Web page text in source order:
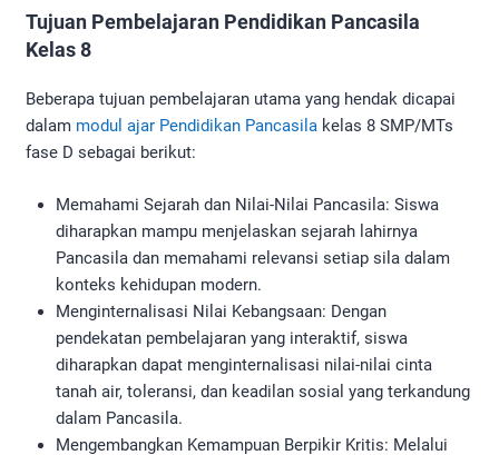
Tujuan Pembelajaran Pendidikan Pancasila
Kelas 8
Beberapa tujuan pembelajaran utama yang hendak dicapai
dalam modul ajar Pendidikan Pancasila kelas 8 SMP/MTs
fase D sebagai berikut:
Memahami Sejarah dan Nilai-Nilai Pancasila: Siswa
diharapkan mampu menjelaskan sejarah lahirnya
Pancasila dan memahami relevansi setiap sila dalam
konteks kehidupan modern.
Menginternalisasi Nilai Kebangsaan: Dengan
pendekatan pembelajaran yang interaktif, siswa
diharapkan dapat menginternalisasi nilai-nilai cinta
tanah air, toleransi, dan keadilan sosial yang terkandung
dalam Pancasila.
Mengembangkan Kemampuan Berpikir Kritis: Melalui